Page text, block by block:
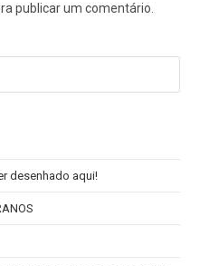
publicar um comentário.
desenhado aqui!